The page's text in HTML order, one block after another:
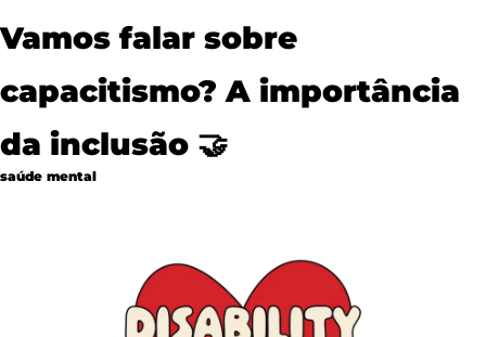
Vamos falar sobre
capacitismo? A importância
da inclusão 🤝
saúde mental